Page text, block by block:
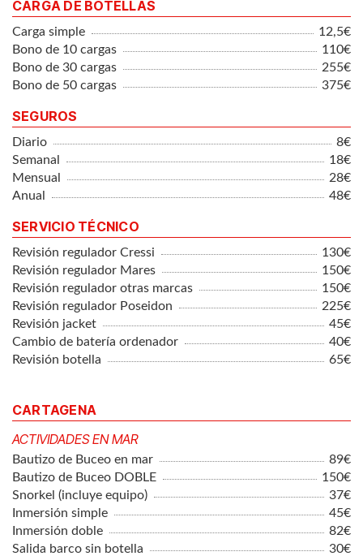
CARGA DE BOTELLAS
Carga simple
12,5€
Bono de 10 cargas
110€
Bono de 30 cargas
255€
Bono de 50 cargas
375€
SEGUROS
Diario
8€
Semanal
18€
Mensual
28€
Anual
48€
SERVICIO TÉCNICO
Revisión regulador Cressi
130€
Revisión regulador Mares
150€
Revisión regulador otras marcas
150€
Revisión regulador Poseidon
225€
Revisión jacket
45€
Cambio de batería ordenador
40€
Revisión botella
65€
CARTAGENA
ACTIVIDADES EN MAR
Bautizo de Buceo en mar
89€
Bautizo de Buceo DOBLE
150€
Snorkel (incluye equipo)
37€
Inmersión simple
45€
Inmersión doble
82€
Salida barco sin botella
30€